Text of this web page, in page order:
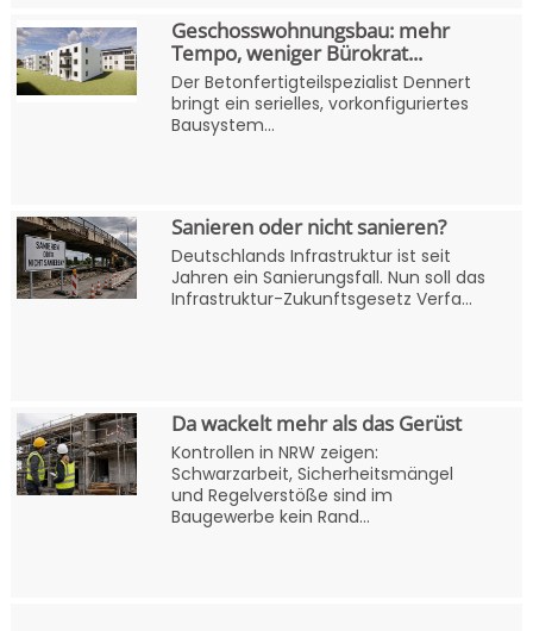
Geschosswohnungsbau: mehr
Tempo, weniger Bürokrat...
Der Betonfertigteilspezialist Dennert
bringt ein serielles, vorkonfiguriertes
Bausystem...
Sanieren oder nicht sanieren?
Deutschlands Infrastruktur ist seit
Jahren ein Sanierungsfall. Nun soll das
Infrastruktur-Zukunftsgesetz Verfa...
Da wackelt mehr als das Gerüst
Kontrollen in NRW zeigen:
Schwarzarbeit, Sicherheitsmängel
und Regelverstöße sind im
Baugewerbe kein Rand...